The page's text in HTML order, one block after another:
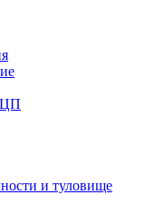
и туловище